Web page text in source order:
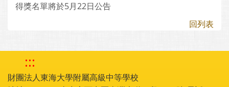
得獎名單將於5月22日公告
回列表
:::
財團法人東海大學附屬高級中等學校